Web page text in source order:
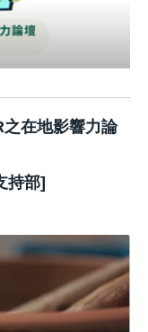
在地影響力論
持部]